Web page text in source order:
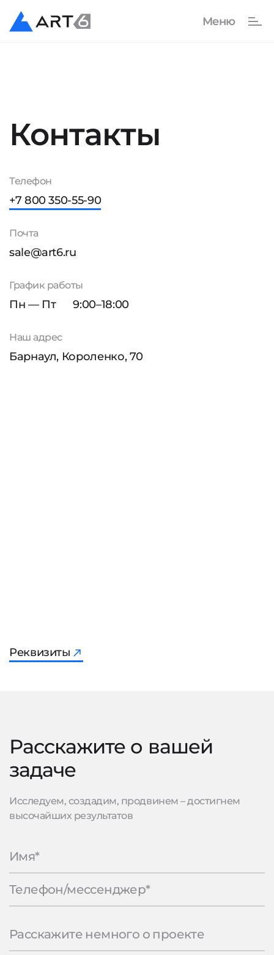
Контакты
Телефон
+7 800 350-55-90
Почта
sale@art6.ru
График работы
Пн — Пт 9:00–18:00
Наш адрес
Барнаул, Короленко, 70
Реквизиты
Расскажите о вашей
задаче
Исследуем, создадим, продвинем – достигнем
высочайших результатов